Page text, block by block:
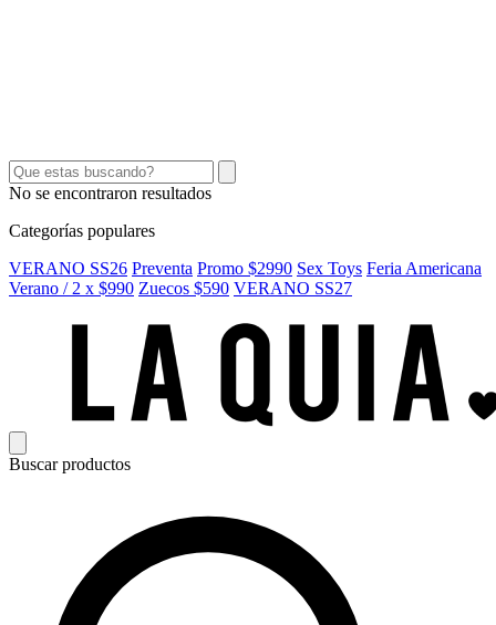
No se encontraron resultados
Categorías populares
VERANO SS26 Preventa Promo $2990 Sex Toys Feria Americana
Verano / 2 x $990 Zuecos $590 VERANO SS27
Buscar productos